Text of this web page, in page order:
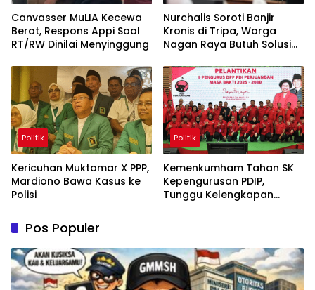
Canvasser MuLIA Kecewa
Berat, Respons Appi Soal
RT/RW Dinilai Menyinggung
Nurchalis Soroti Banjir
Kronis di Tripa, Warga
Nagan Raya Butuh Solusi
Politik
Kericuhan Muktamar X PPP,
Mardiono Bawa Kasus ke
Polisi
Politik
Kemenkumham Tahan SK
Kepengurusan PDIP,
Tunggu Kelengkapan
Pos Populer